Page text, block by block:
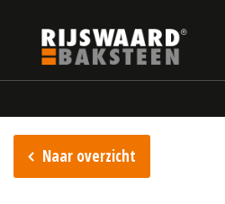
Naar overzicht